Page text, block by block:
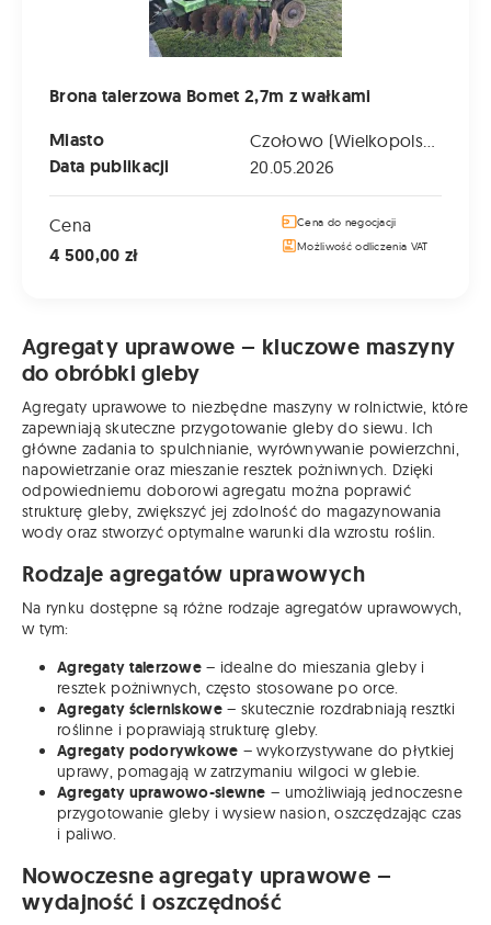
Brona talerzowa Bomet 2,7m z wałkami
Miasto
Czołowo (Wielkopolskie)
Data publikacji 20.05.2026
Cena
4 500,00 zł
Cena do negocjacji
Możliwość odliczenia VAT
Agregaty uprawowe – kluczowe maszyny
do obróbki gleby
Agregaty uprawowe to niezbędne maszyny w rolnictwie, które
zapewniają skuteczne przygotowanie gleby do siewu. Ich
główne zadania to spulchnianie, wyrównywanie powierzchni,
napowietrzanie oraz mieszanie resztek pożniwnych. Dzięki
odpowiedniemu doborowi agregatu można poprawić
strukturę gleby, zwiększyć jej zdolność do magazynowania
wody oraz stworzyć optymalne warunki dla wzrostu roślin.
Rodzaje agregatów uprawowych
Na rynku dostępne są różne rodzaje agregatów uprawowych,
w tym:
Agregaty talerzowe – idealne do mieszania gleby i
resztek pożniwnych, często stosowane po orce.
Agregaty ścierniskowe– skutecznie rozdrabniają resztki
roślinne i poprawiają strukturę gleby.
Agregaty podorywkowe – wykorzystywane do płytkiej
uprawy, pomagają w zatrzymaniu wilgoci w glebie.
Agregaty uprawowo-siewne – umożliwiają jednoczesne
przygotowanie gleby i wysiew nasion, oszczędzając czas
i paliwo.
Nowoczesne agregaty uprawowe –
wydajność i oszczędność